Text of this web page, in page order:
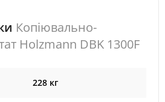
Копіювально-
Holzmann DBK 1300F
228 кг